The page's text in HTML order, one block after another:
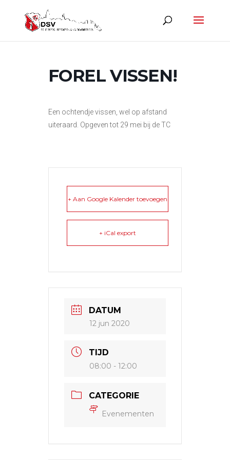
FOREL VISSEN!
Een ochtendje vissen, wel op afstand
uiteraard. Opgeven tot 29 mei bij de TC
+ Aan Google Kalender toevoegen
+ iCal export
DATUM
12 jun 2020
TIJD
08:00 - 12:00
CATEGORIE
Evenementen